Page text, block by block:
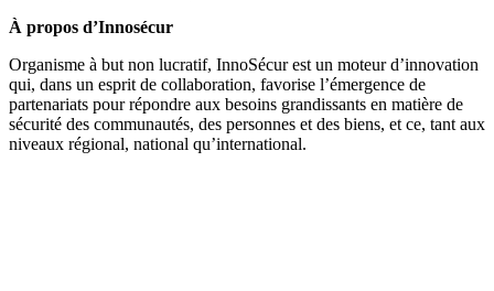
À propos d’Innosécur
Organisme à but non lucratif, InnoSécur est un moteur d’innovation
qui, dans un esprit de collaboration, favorise l’émergence de
partenariats pour répondre aux besoins grandissants en matière de
sécurité des communautés, des personnes et des biens, et ce, tant aux
niveaux régional, national qu’international.